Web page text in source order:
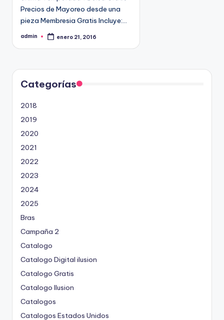
e
n
Precios de Mayoreo desde una
pieza Membresia Gratis Incluye:…
P
c
d
o
r
admin enero 21, 2016
Categorías
2018
2019
2020
2021
2022
2023
2024
2025
Bras
Campaña 2
Catalogo
Catalogo Digital ilusion
Catalogo Gratis
Catalogo Ilusion
Catalogos
Catalogos Estados Unidos